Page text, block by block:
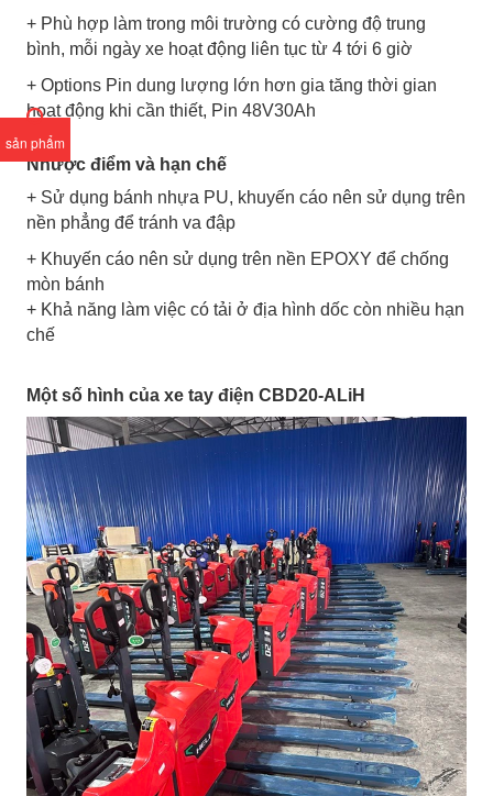
sản phẩm
+ Phù hợp làm trong môi trường có cường độ trung
bình, mỗi ngày xe hoạt động liên tục từ 4 tới 6 giờ
+ Options Pin dung lượng lớn hơn gia tăng thời gian
hoạt động khi cần thiết, Pin 48V30Ah
Nhược điểm và hạn chế
+ Sử dụng bánh nhựa PU, khuyến cáo nên sử dụng trên
nền phẳng để tránh va đập
+ Khuyến cáo nên sử dụng trên nền EPOXY để chống
mòn bánh
+ Khả năng làm việc có tải ở địa hình dốc còn nhiều hạn
chế
Một số hình của xe tay điện CBD20-ALiH